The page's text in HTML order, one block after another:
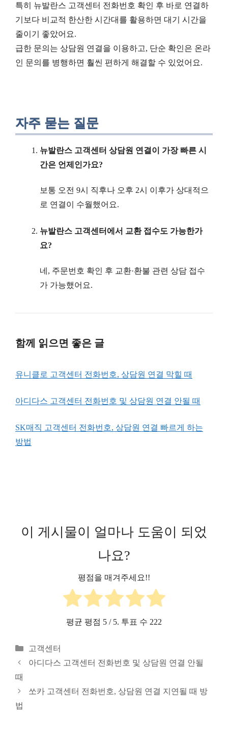
특히 뉴발란스 고객센터 전화번호 확인 후 바로 연결하
기보다 비교적 한산한 시간대를 활용하면 대기 시간을
줄이기 좋았어요.
급한 문의는 상담원 연결을 이용하고, 단순 확인은 온라
인 문의를 병행하면 훨씬 편하게 해결할 수 있었어요.
자주 묻는 질문
뉴발란스 고객센터 상담원 연결이 가장 빠른 시
간은 언제인가요?
보통 오전 9시 직후나 오후 2시 이후가 상대적으
로 연결이 수월했어요.
뉴발란스 고객센터에서 교환 접수도 가능한가
요?
네, 주문번호 확인 후 교환·환불 관련 상담 접수
가 가능했어요.
함께 읽으면 좋은 글
유니클로 고객센터 전화번호, 상담원 연결 막힐 때
아디다스 고객센터 전화번호 및 상담원 연결 안될 때
SK매직 고객센터 전화번호, 상담원 연결 빠르게 하는
방법
이 게시물이 얼마나 도움이 되었
나요?
평점을 매겨주세요!!
평균 평점 5 / 5. 투표 수 222
카
테
고객센터
아디다스 고객센터 전화번호 및 상담원 연결 안될
때
쏘카 고객센터 전화번호, 상담원 연결 지연될 때 방
법